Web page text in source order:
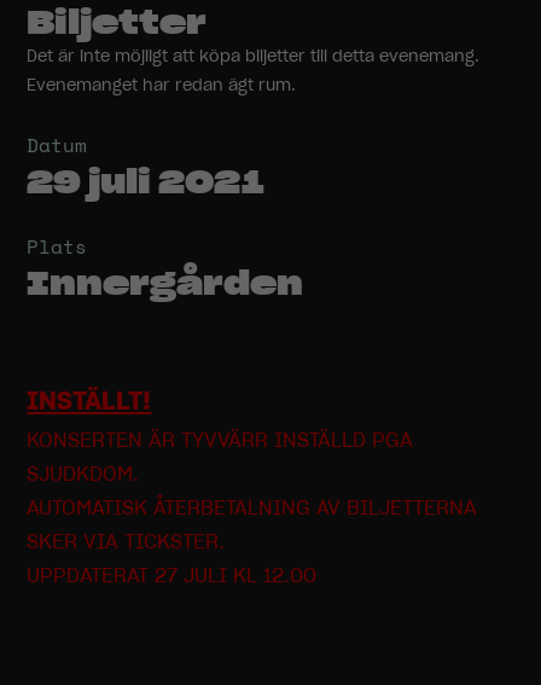
Biljetter
Det är inte möjligt att köpa biljetter till detta evenemang.
Evenemanget har redan ägt rum.
Datum
29 juli 2021
Plats
Innergården
INSTÄLLT!
KONSERTEN ÄR TYVVÄRR INSTÄLLD PGA
SJUDKDOM.
AUTOMATISK ÅTERBETALNING AV BILJETTERNA
SKER VIA TICKSTER.
UPPDATERAT 27 JULI KL 12.00